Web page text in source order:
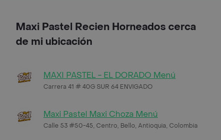
Maxi Pastel Recien Horneados cerca
de mi ubicación
MAXI PASTEL - EL DORADO Menú
Carrera 41 # 40G SUR 64 ENVIGADO
Maxi Pastel Maxi Choza Menú
Calle 53 #50-45, Centro, Bello, Antioquia, Colombia